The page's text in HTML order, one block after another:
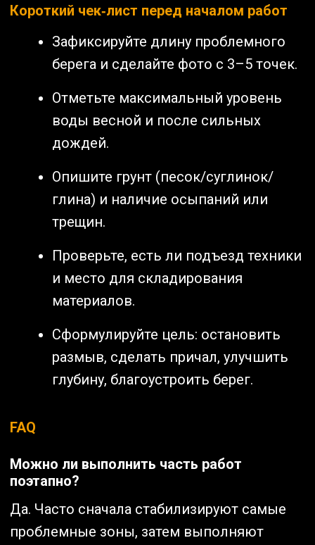
Короткий чек‑лист перед началом работ
Зафиксируйте длину проблемного
берега и сделайте фото с 3–5 точек.
Отметьте максимальный уровень
воды весной и после сильных
дождей.
Опишите грунт (песок/суглинок/
глина) и наличие осыпаний или
трещин.
Проверьте, есть ли подъезд техники
и место для складирования
материалов.
Сформулируйте цель: остановить
размыв, сделать причал, улучшить
глубину, благоустроить берег.
FAQ
Можно ли выполнить часть работ
поэтапно?
Да. Часто сначала стабилизируют самые
проблемные зоны, затем выполняют